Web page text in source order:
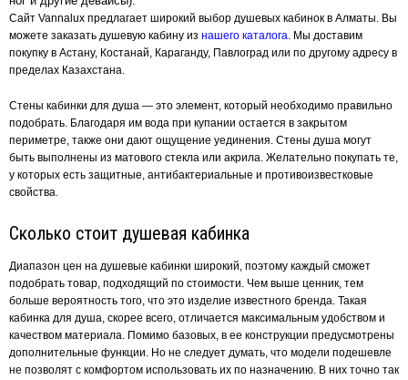
Сайт Vannalux предлагает широкий выбор душевых кабинок в Алматы. Вы
можете заказать душевую кабину из нашего каталога. Мы доставим
покупку в Астану, Костанай, Караганду, Павлоград или по другому адресу в
пределах Казахстана.
Стены кабинки для душа — это элемент, который необходимо правильно
подобрать. Благодаря им вода при купании остается в закрытом
периметре, также они дают ощущение уединения. Стены душа могут
быть выполнены из матового стекла или акрила. Желательно покупать те,
у которых есть защитные, антибактериальные и противоизвестковые
свойства.
Сколько стоит душевая кабинка
Диапазон цен на душевые кабинки широкий, поэтому каждый сможет
подобрать товар, подходящий по стоимости. Чем выше ценник, тем
больше вероятность того, что это изделие известного бренда. Такая
кабинка для душа, скорее всего, отличается максимальным удобством и
качеством материала. Помимо базовых, в ее конструкции предусмотрены
дополнительные функции. Но не следует думать, что модели подешевле
не позволят с комфортом использовать их по назначению. В них точно так